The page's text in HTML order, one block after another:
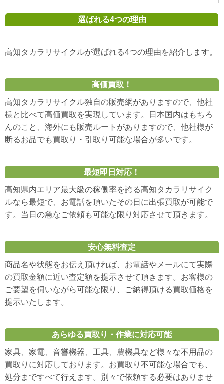
選ばれる4つの理由
高知タカラリサイクルが選ばれる4つの理由を紹介します。
高価買取！
高知タカラリサイクル独自の販売網がありますので、他社
様と比べて高価買取を実現しています。日本国内はもちろ
んのこと、海外にも販売ルートがありますので、他社様が
断るお品でも買取り・引取り可能な場合が多いです。
最短即日対応！
高知県内エリア最大級の稼働率を誇る高知タカラリサイク
ルなら最短で、お電話を頂いたその日に出張買取が可能で
す。当日の急なご依頼も可能な限り対応させて頂きます。
安心無料査定
商品名や状態をお伝え頂ければ、お電話やメールにて実際
の買取金額に近い査定額を提示させて頂きます。お客様の
ご要望を伺いながら可能な限り、ご納得頂ける買取価格を
提示いたします。
あらゆる買取り・作業に対応可能
家具、家電、音響機器、工具、農機具など様々な不用品の
買取りに対応しております。お買取り不可能な場合でも、
処分まですべて行えます。別々で依頼する必要はありませ